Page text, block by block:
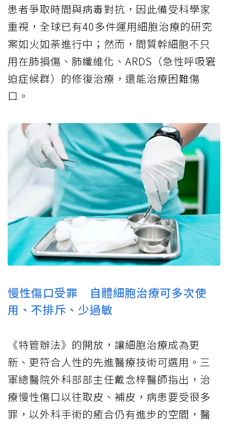
患者爭取時間與病毒對抗，因此備受科學家
重視，全球已有40多件運用細胞治療的研究
案如火如荼進行中；然而，間質幹細胞不只
用在肺損傷、肺纖維化、ARDS（急性呼吸窘
迫症候群）的修復治療，還能治療困難傷
口。
慢性傷口受罪 自體細胞治療可多次使
用、不排斥、少過敏
《特管辦法》的開放，讓細胞治療成為更
新、更符合人性的先進醫療技術可選用。三
軍總醫院外科部部主任戴念梓醫師指出，治
療慢性傷口以往取皮、補皮，病患要受很多
罪，以外科手術的癒合仍有進步的空間，醫